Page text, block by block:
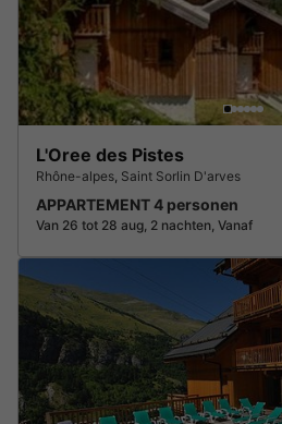
L'Oree des Pistes
Rhône-alpes Saint Sorlin D'arves
APPARTEMENT 4 personen
Van 26 tot 28 aug, 2 nachten, Vanaf